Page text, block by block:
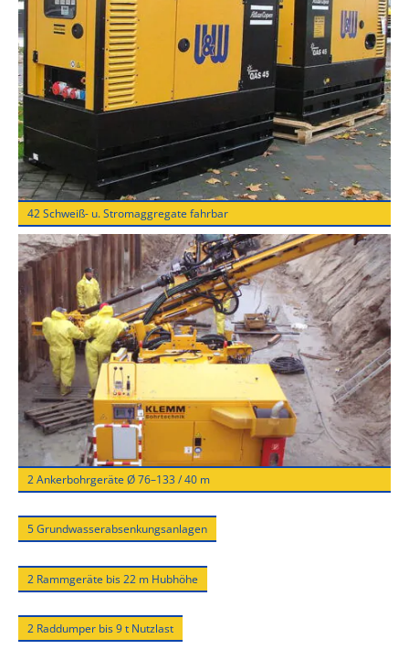
42 Schweiß- u. Stromaggregate fahrbar
2 Ankerbohrgeräte Ø 76–133 / 40 m
5 Grundwasserabsenkungsanlagen
2 Rammgeräte bis 22 m Hubhöhe
2 Raddumper bis 9 t Nutzlast